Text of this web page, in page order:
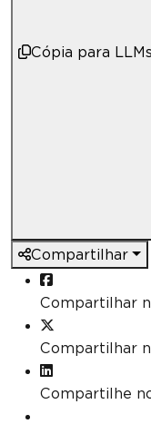
Cópia para LLMs
Compartilhar
Compartilhar
Compartilhar
Compartilhe